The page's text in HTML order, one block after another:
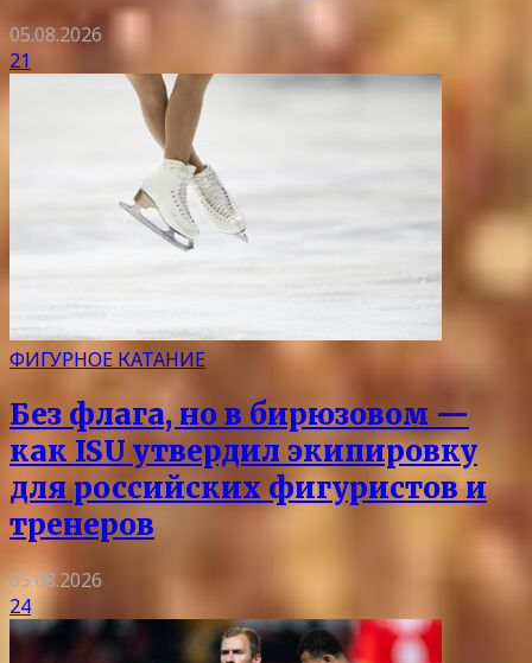
05.08.2026
21
ФИГУРНОЕ КАТАНИЕ
Без флага, но в бирюзовом —
как ISU утвердил экипировку
для российских фигуристов и
тренеров
05.08.2026
24